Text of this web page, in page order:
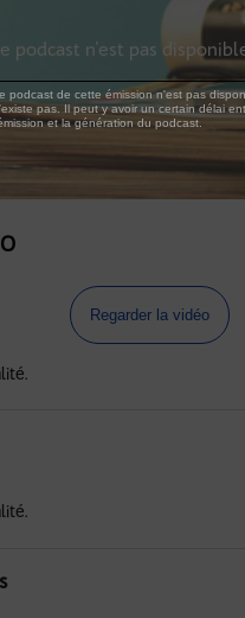
Regarder la vidéo
podcast n'est pas
podcast de cette émission n'est pas
pas. Il peut y avoir un certain délai
et la génération du podcast.